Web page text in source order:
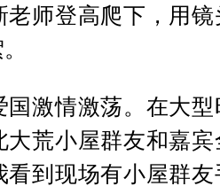
老师登高爬下，用
国激情激荡。在大
大荒小屋群友和嘉
看到现场有小屋群